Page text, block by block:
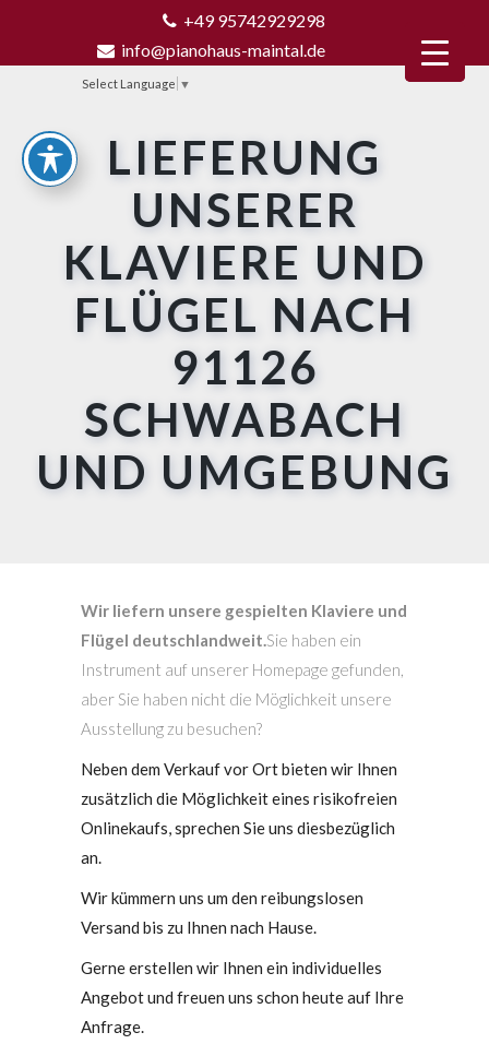
+49 95742929298
info@pianohaus-maintal.de
Select Language ▼
LIEFERUNG
UNSERER
KLAVIERE UND
FLÜGEL NACH
91126
SCHWABACH
UND UMGEBUNG
Wir liefern unsere gespielten Klaviere und
Flügel deutschlandweit.Sie haben ein
Instrument auf unserer Homepage gefunden,
aber Sie haben nicht die Möglichkeit unsere
Ausstellung zu besuchen?
Neben dem Verkauf vor Ort bieten wir Ihnen
zusätzlich die Möglichkeit eines risikofreien
Onlinekaufs, sprechen Sie uns diesbezüglich
an.
Wir kümmern uns um den reibungslosen
Versand bis zu Ihnen nach Hause.
Gerne erstellen wir Ihnen ein individuelles
Angebot und freuen uns schon heute auf Ihre
Anfrage.